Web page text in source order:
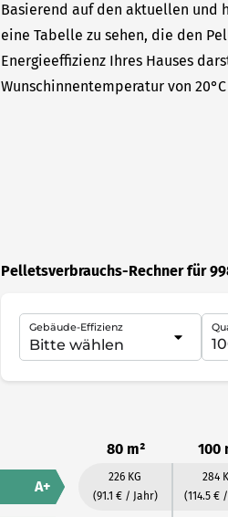
Basierend auf den aktuellen und
eine Tabelle zu sehen, die den
Energieeffizienz Ihres Hauses
Wunschinnentemperatur von
Pelletsverbrauchs-Rechner für
Gebäude-Effizienz
80 m² 100
A+
226 KG
(91.1 € / Jahr)
284
(114.5 €